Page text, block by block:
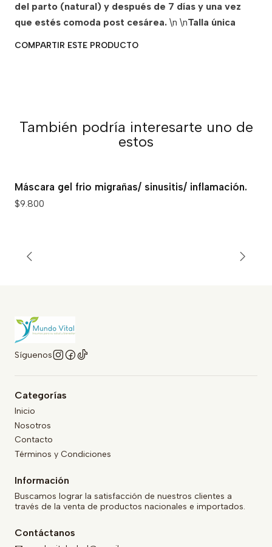
del parto (natural) y después de 7 días y una vez
que estés comoda post cesárea. \n \nTalla única
COMPARTIR ESTE PRODUCTO
También podría interesarte uno de
estos
Máscara gel frio migrañas/ sinusitis/ inflamación.
$9.800
Síguenos
Categorías
Inicio
Nosotros
Contacto
Términos y Condiciones
Información
Buscamos lograr la satisfacción de nuestros clientes a
través de la venta de productos nacionales e importados.
Contáctanos